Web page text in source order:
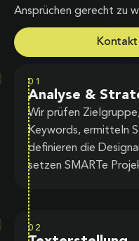
Ansprüchen gerecht zu
01
Analyse &
Wir prüfen
Keywords, ermitteln
definieren die
setzen SMARTe
02